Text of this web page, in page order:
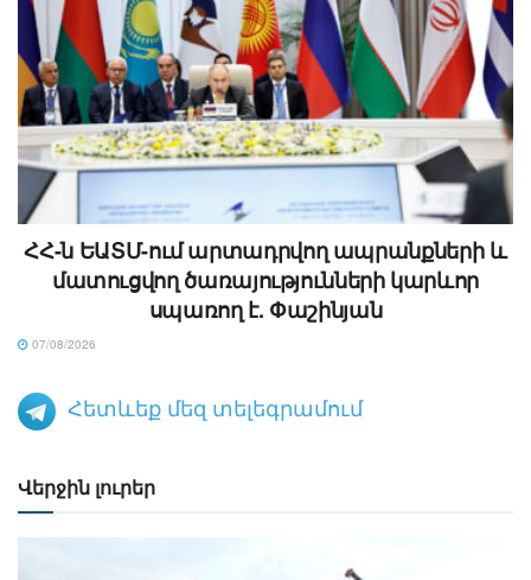
ՀՀ-ն ԵԱՏՄ-ում արտադրվող ապրանքների և
մատուցվող ծառայությունների կարևոր
սպառող է. Փաշինյան
07/08/2026
Հետևեք մեզ տելեգրամում
Վերջին լուրեր